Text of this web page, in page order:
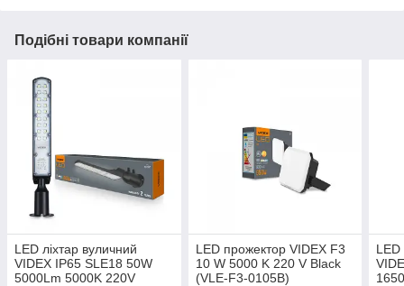
Подібні товари компанії
LED ліхтар вуличний
VIDEX IP65 SLE18 50W
5000Lm 5000K 220V
LED прожектор VIDEX F3
10 W 5000 K 220 V Black
(VLE-F3-0105B)
LED